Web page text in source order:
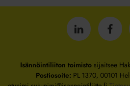
Isännöintiliitto
Isännöintiliiton toimistosijaitsee
Postiosoite: PL 1370, 00101